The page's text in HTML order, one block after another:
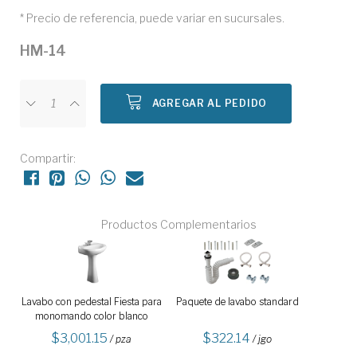
* Precio de referencia, puede variar en sucursales.
HM-14
AGREGAR AL PEDIDO
Compartir:
Productos Complementarios
Lavabo con pedestal Fiesta para
monomando color blanco
3,001.15 / pza
Paquete de lavabo standard
322.14 / jgo